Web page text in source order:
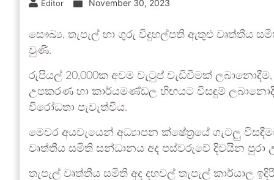
Editor November 30, 2023
සෞඛ්‍ය, තැපැල් හා ගුරු විදුහල්පති ඇතුළු වෘත්තීය
වුණි.
රුපියල් 20,000ක අවම වැටුප් වැඩිවීමක්
උපකරණ හා කාර්යමණ්ඩල හිඟයට විසඳුම්
විරෝධතා පැවැත්විය.
මෙවර අයවැයෙන් අධ්‍යාපන ක්ෂේත්‍රයේ ගැටලු
වෘත්තීය සමිති සන්ධානය අද පස්වරුවේ දිවයින
තැපැල් වෘත්තීය සමිති අද දහවල් තැපැල් කාර්යාල